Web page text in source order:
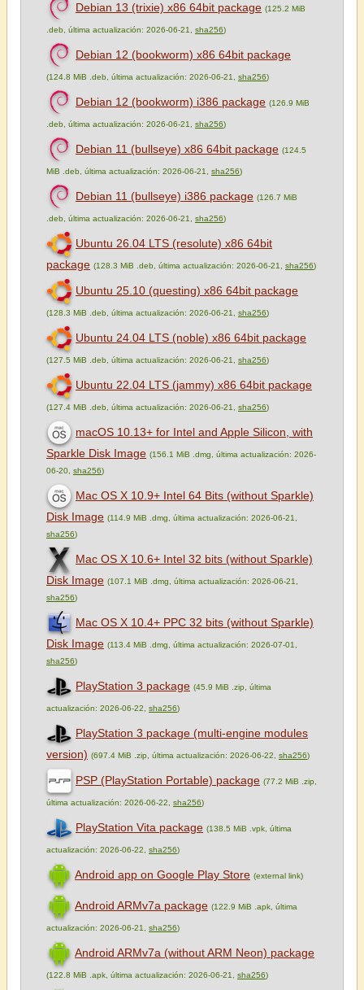
Debian 13 (trixie) x86 64bit package (125.2 MiB
.deb, última actualización: 2026-06-21, sha256)
Debian 12 (bookworm) x86 64bit package
(124.8 MiB .deb, última actualización: 2026-06-21, sha256)
Debian 12 (bookworm) i386 package (126.9 MiB
.deb, última actualización: 2026-06-21, sha256)
Debian 11 (bullseye) x86 64bit package (124.5
MiB .deb, última actualización: 2026-06-21, sha256)
Debian 11 (bullseye) i386 package (126.7 MiB
.deb, última actualización: 2026-06-21, sha256)
Ubuntu 26.04 LTS (resolute) x86 64bit
package (128.3 MiB .deb, última actualización: 2026-06-21, sha256)
Ubuntu 25.10 (questing) x86 64bit package
(128.3 MiB .deb, última actualización: 2026-06-21, sha256)
Ubuntu 24.04 LTS (noble) x86 64bit package
(127.5 MiB .deb, última actualización: 2026-06-21, sha256)
Ubuntu 22.04 LTS (jammy) x86 64bit package
(127.4 MiB .deb, última actualización: 2026-06-21, sha256)
macOS 10.13+ for Intel and Apple Silicon, with
Sparkle Disk Image (156.1 MiB .dmg, última actualización: 2026-
06-20, sha256)
Mac OS X 10.9+ Intel 64 Bits (without Sparkle)
Disk Image (114.9 MiB .dmg, última actualización: 2026-06-21,
sha256)
Mac OS X 10.6+ Intel 32 bits (without Sparkle)
Disk Image (107.1 MiB .dmg, última actualización: 2026-06-21,
sha256)
Mac OS X 10.4+ PPC 32 bits (without Sparkle)
Disk Image (113.4 MiB .dmg, última actualización: 2026-07-01,
sha256)
PlayStation 3 package (45.9 MiB .zip, última
actualización: 2026-06-22, sha256)
PlayStation 3 package (multi-engine modules
version) (697.4 MiB .zip, última actualización: 2026-06-22, sha256)
PSP (PlayStation Portable) package (77.2 MiB .zip,
última actualización: 2026-06-22, sha256)
PlayStation Vita package (138.5 MiB .vpk, última
actualización: 2026-06-22, sha256)
Android app on Google Play Store (external link)
Android ARMv7a package (122.9 MiB .apk, última
actualización: 2026-06-21, sha256)
Android ARMv7a (without ARM Neon) package
(122.8 MiB .apk, última actualización: 2026-06-21, sha256)